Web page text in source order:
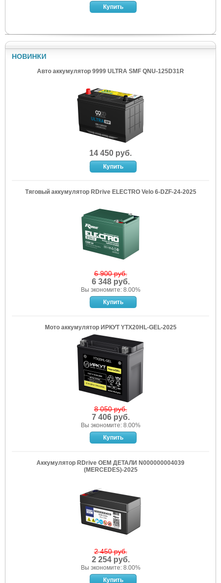
НОВИНКИ
Авто аккумулятор 9999 ULTRA SMF QNU-125D31R
14 450 руб.
Тяговый аккумулятор RDrive ELECTRO Velo 6-DZF-24-2025
6 900 руб.
6 348 руб.
Вы экономите: 8.00%
Мото аккумулятор ИРКУТ YTX20HL-GEL-2025
8 050 руб.
7 406 руб.
Вы экономите: 8.00%
Аккумулятор RDrive OEM ДЕТАЛИ N000000004039
(MERCEDES)-2025
2 450 руб.
2 254 руб.
Вы экономите: 8.00%